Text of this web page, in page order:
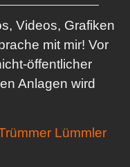
Videos, Grafiken
mit mir! Vor
öffentlicher
Anlagen wird
Lümmler